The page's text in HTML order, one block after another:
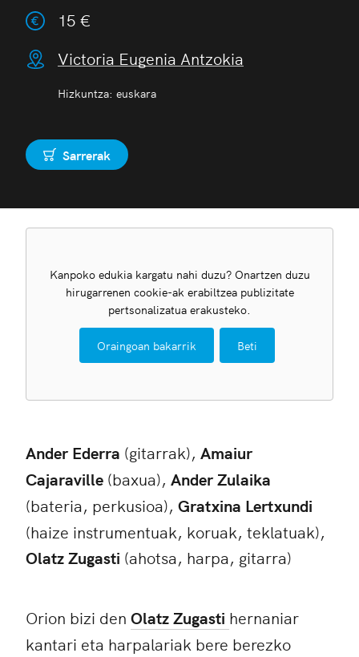
15 €
Victoria Eugenia Antzokia
Hizkuntza: euskara
ErosiSarrerak
Kanpoko edukia kargatu nahi duzu? Onartzen duzu
hirugarrenen cookie-ak erabiltzea publizitate
pertsonalizatua erakusteko.
Oraingoan bakarrik Beti
Ander Ederra (gitarrak), Amaiur
Cajaraville (baxua), Ander Zulaika
(bateria, perkusioa), Gratxina Lertxundi
(haize instrumentuak, koruak, teklatuak),
Olatz Zugasti (ahotsa, harpa, gitarra)
Orion bizi den Olatz Zugasti hernaniar
kantari eta harpalariak bere berezko